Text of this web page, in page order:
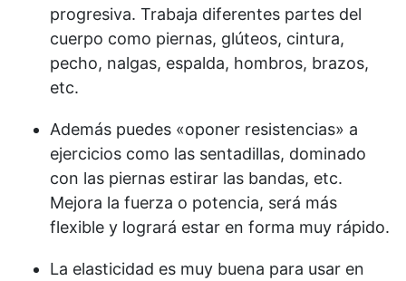
progresiva. Trabaja diferentes partes del
cuerpo como piernas, glúteos, cintura,
pecho, nalgas, espalda, hombros, brazos,
etc.
Además puedes «oponer resistencias» a
ejercicios como las sentadillas, dominado
con las piernas estirar las bandas, etc.
Mejora la fuerza o potencia, será más
flexible y logrará estar en forma muy rápido.
La elasticidad es muy buena para usar en